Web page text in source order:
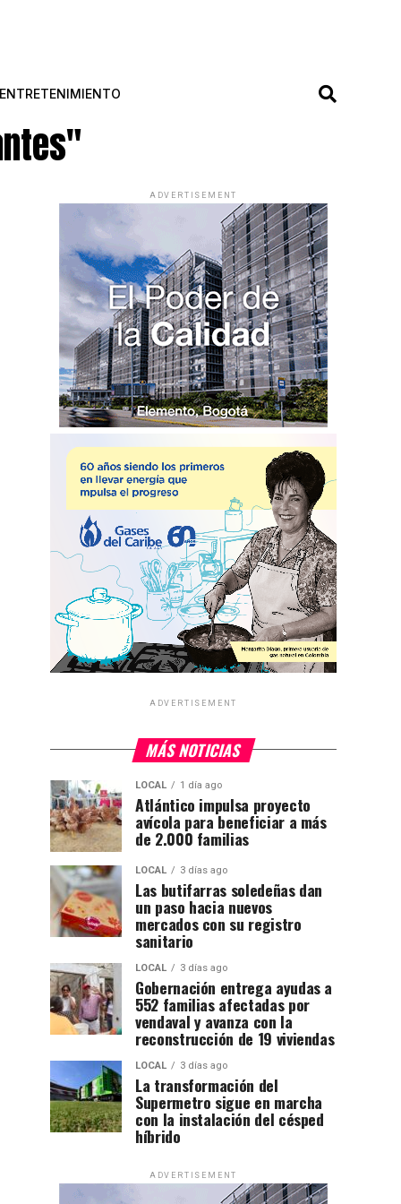
ENTRETENIMIENTO
ADVERTISEMENT
ADVERTISEMENT
MÁS NOTICIAS
LOCAL 1 día ago
Atlántico impulsa proyecto
avícola para beneficiar a más
de 2.000 familias
LOCAL 3 días ago
Las butifarras soledeñas dan
un paso hacia nuevos
mercados con su registro
sanitario
LOCAL 3 días ago
Gobernación entrega ayudas a
552 familias afectadas por
vendaval y avanza con la
reconstrucción de 19 viviendas
LOCAL 3 días ago
La transformación del
Supermetro sigue en marcha
con la instalación del césped
híbrido
ADVERTISEMENT